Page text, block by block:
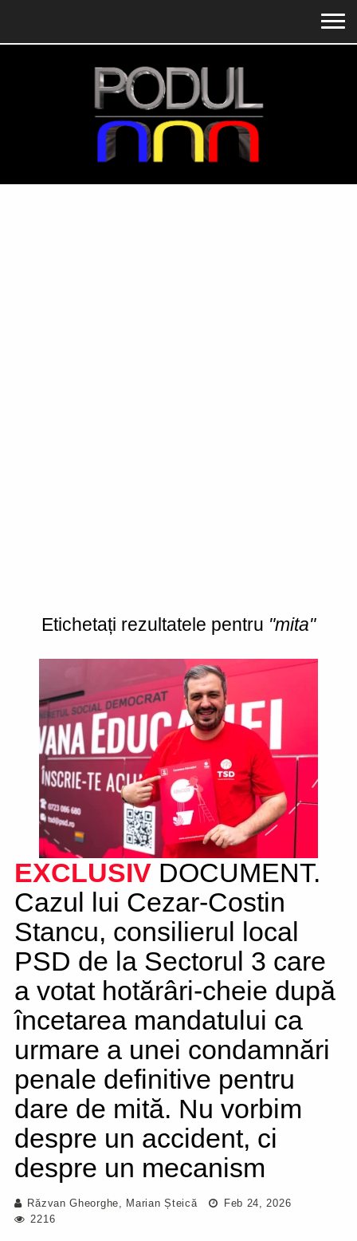
Etichetați rezultatele pentru "mita"
EXCLUSIV DOCUMENT.
Cazul lui Cezar-Costin
Stancu, consilierul local
PSD de la Sectorul 3 care
a votat hotărâri-cheie după
încetarea mandatului ca
urmare a unei condamnări
penale definitive pentru
dare de mită. Nu vorbim
despre un accident, ci
despre un mecanism
Răzvan Gheorghe, Marian Șteică
Feb 24, 2026
2216